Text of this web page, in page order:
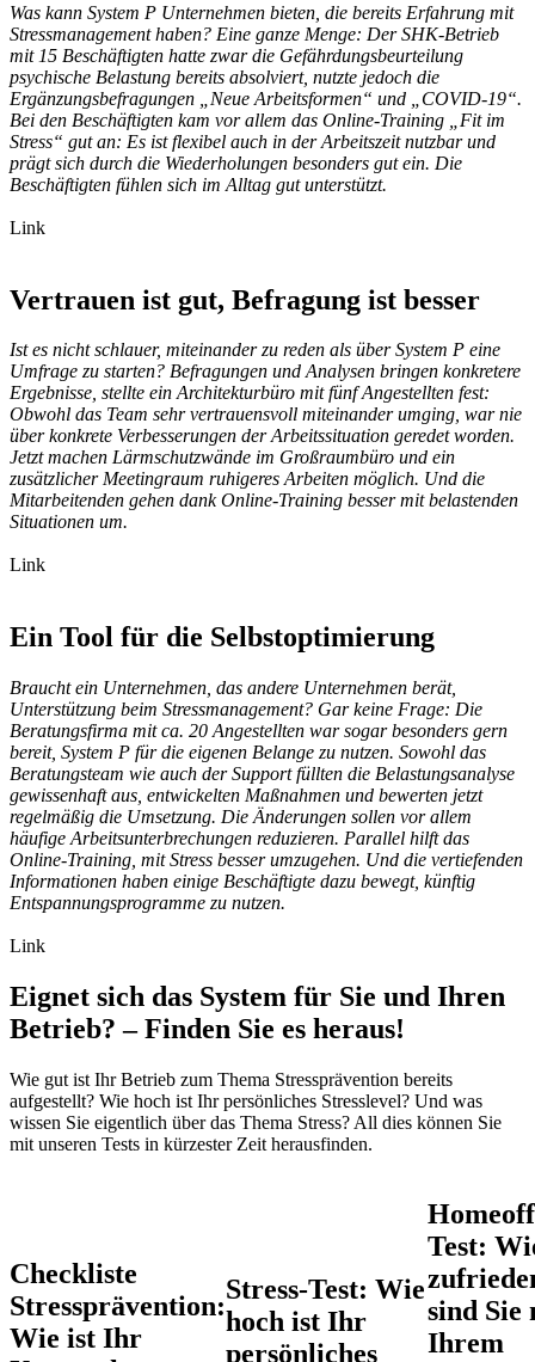
Was kann System P Unternehmen bieten, die bereits Erfahrung mit
Stressmanagement haben? Eine ganze Menge: Der SHK-Betrieb
mit 15 Beschäftigten hatte zwar die Gefährdungsbeurteilung
psychische Belastung bereits absolviert, nutzte jedoch die
Ergänzungsbefragungen „Neue Arbeitsformen“ und „COVID-19“.
Bei den Beschäftigten kam vor allem das Online-Training „Fit im
Stress“ gut an: Es ist flexibel auch in der Arbeitszeit nutzbar und
prägt sich durch die Wiederholungen besonders gut ein. Die
Beschäftigten fühlen sich im Alltag gut unterstützt.
Link
Vertrauen ist gut, Befragung ist besser
Ist es nicht schlauer, miteinander zu reden als über System P eine
Umfrage zu starten? Befragungen und Analysen bringen konkretere
Ergebnisse, stellte ein Architekturbüro mit fünf Angestellten fest:
Obwohl das Team sehr vertrauensvoll miteinander umging, war nie
über konkrete Verbesserungen der Arbeitssituation geredet worden.
Jetzt machen Lärmschutzwände im Großraumbüro und ein
zusätzlicher Meetingraum ruhigeres Arbeiten möglich. Und die
Mitarbeitenden gehen dank Online-Training besser mit belastenden
Situationen um.
Link
Ein Tool für die Selbstoptimierung
Braucht ein Unternehmen, das andere Unternehmen berät,
Unterstützung beim Stressmanagement? Gar keine Frage: Die
Beratungsfirma mit ca. 20 Angestellten war sogar besonders gern
bereit, System P für die eigenen Belange zu nutzen. Sowohl das
Beratungsteam wie auch der Support füllten die Belastungsanalyse
gewissenhaft aus, entwickelten Maßnahmen und bewerten jetzt
regelmäßig die Umsetzung. Die Änderungen sollen vor allem
häufige Arbeitsunterbrechungen reduzieren. Parallel hilft das
Online-Training, mit Stress besser umzugehen. Und die vertiefenden
Informationen haben einige Beschäftigte dazu bewegt, künftig
Entspannungsprogramme zu nutzen.
Link
Eignet sich das System für Sie und Ihren
Betrieb? – Finden Sie es heraus!
Wie gut ist Ihr Betrieb zum Thema Stressprävention bereits
aufgestellt? Wie hoch ist Ihr persönliches Stresslevel? Und was
wissen Sie eigentlich über das Thema Stress? All dies können Sie
mit unseren Tests in kürzester Zeit herausfinden.
Checkliste
Stressprävention:
Wie ist Ihr
Stress-Test: Wie
hoch ist Ihr
persönliches
Test:
sind Sie
Ihrem